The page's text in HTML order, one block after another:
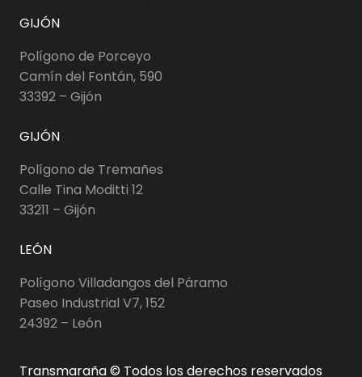
GIJÓN
Polígono de Porceyo
Camín del Fontán, 590
33392 – Gijón
GIJÓN
Polígono de Tremañes
Calle Tina Moditti 12
33211 – Gijón
LEÓN
Polígono Villadangos del Páramo
Paseo Industrial V7, 152
24392 – León
Transmaraña © Todos los derechos reservados